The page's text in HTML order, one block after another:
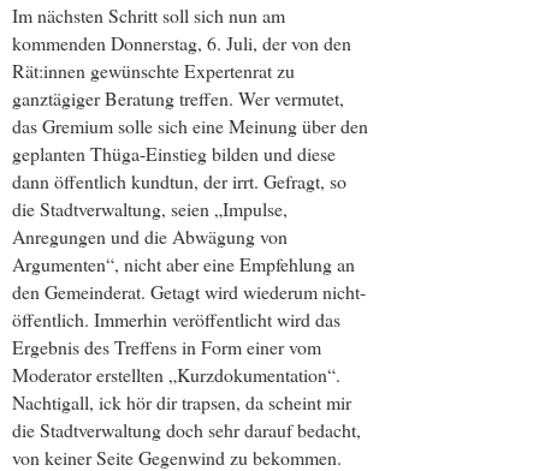
Im nächsten Schritt soll sich nun am
kommenden Donnerstag, 6. Juli, der von den
Rät:innen gewünschte Expertenrat zu
ganztägiger Beratung treffen. Wer vermutet,
das Gremium solle sich eine Meinung über den
geplanten Thüga-Einstieg bilden und diese
dann öffentlich kundtun, der irrt. Gefragt, so
die Stadtverwaltung, seien „Impulse,
Anregungen und die Abwägung von
Argumenten“, nicht aber eine Empfehlung an
den Gemeinderat. Getagt wird wiederum nicht-
öffentlich. Immerhin veröffentlicht wird das
Ergebnis des Treffens in Form einer vom
Moderator erstellten „Kurzdokumentation“.
Nachtigall, ick hör dir trapsen, da scheint mir
die Stadtverwaltung doch sehr darauf bedacht,
von keiner Seite Gegenwind zu bekommen.